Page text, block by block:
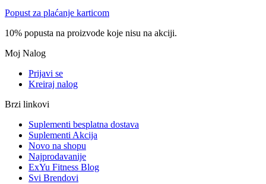
Popust za plaćanje karticom
10% popusta na proizvode koje nisu na akciji.
Moj Nalog
Prijavi se
Kreiraj nalog
Brzi linkovi
Suplementi besplatna dostava
Suplementi Akcija
Novo na shopu
Najprodavanije
ExYu Fitness Blog
Svi Brendovi